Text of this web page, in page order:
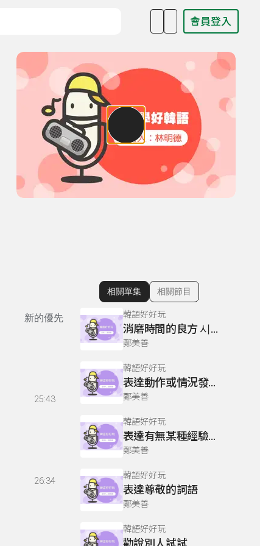
會員登入
新的優先
25:43
26:34
顯示相關單集
相關單集 相關節目
韓語好好玩
消磨時間的良方 시간 때우기 정말 좋아요.
鄭美善
韓語好好玩
表達動作或情況發生的時間長短
鄭美善
韓語好好玩
表達有無某種經驗的過去式慣用句型
鄭美善
韓語好好玩
表達尊敬的詞語
鄭美善
韓語好好玩
勸說別人試試